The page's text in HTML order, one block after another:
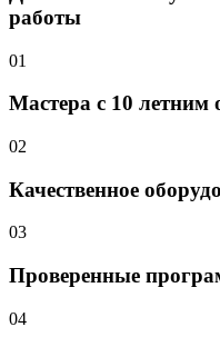
работы
01
Мастера с 10 летним
02
Качественное
03
Проверенные
04